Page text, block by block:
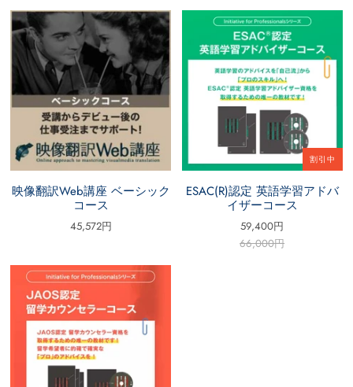
映像翻訳Web講座 ベーシック
コース
45,572円
割引中
ESAC(R)認定 英語学習アドバ
イザーコース
59,400円
66,000円